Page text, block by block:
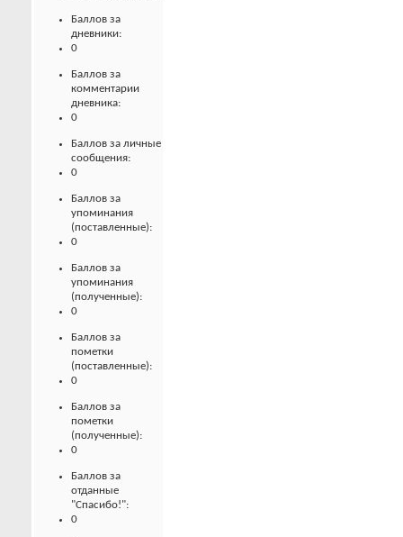
Баллов за
дневники:
0
Баллов за
комментарии
дневника:
0
Баллов за личные
сообщения:
0
Баллов за
упоминания
(поставленные):
0
Баллов за
упоминания
(полученные):
0
Баллов за
пометки
(поставленные):
0
Баллов за
пометки
(полученные):
0
Баллов за
отданные
"Спасибо!":
0